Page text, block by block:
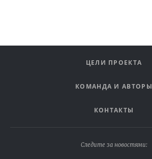
ЦЕЛИ ПРОЕКТА
КОМАНДА И АВТОРЫ
КОНТАКТЫ
Следите за новостями: